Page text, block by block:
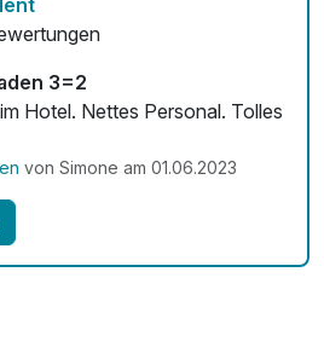
3=2
Nettes Personal. Tolles
von Simone am 01.06.2023